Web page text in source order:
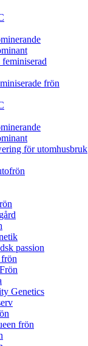
frön
för utomhusbruk
passion
frön
Genetics
frön